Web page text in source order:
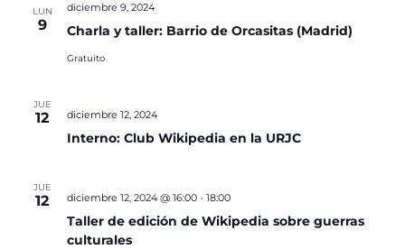
LUN
9 Charla y taller: Barrio de Orcasitas (Madrid)
diciembre 9, 2024
Gratuito
JUE
12
Interno: Club Wikipedia en la URJC
diciembre 12, 2024
JUE
12
Taller de edición de Wikipedia sobre guerras
culturales
diciembre 12, 2024 @ 16:00- 18:00